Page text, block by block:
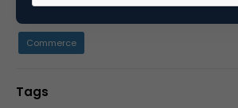
Categorie
Commerce
Tags